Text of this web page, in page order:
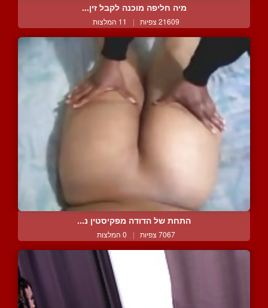
מיה חליפה מוכנה לקבל זין...
21609 צפיות | 11 המלצות
התחת של הדודה מפקיסטין נ...
7067 צפיות | 0 המלצות